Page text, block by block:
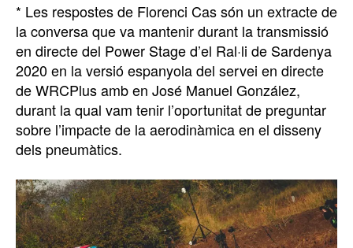
* Les respostes de Florenci Cas són un extracte de
la conversa que va mantenir durant la transmissió
en directe del Power Stage d’el Ral·li de Sardenya
2020 en la versió espanyola del servei en directe
de WRCPlus amb en José Manuel González,
durant la qual vam tenir l’oportunitat de preguntar
sobre l’impacte de la aerodinàmica en el disseny
dels pneumàtics.